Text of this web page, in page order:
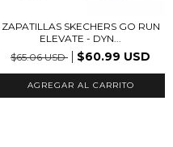
ZAPATILLAS SKECHERS GO RUN
ELEVATE - DYN...
$65.06 USD
$60.99 USD
AGREGAR AL CARRITO